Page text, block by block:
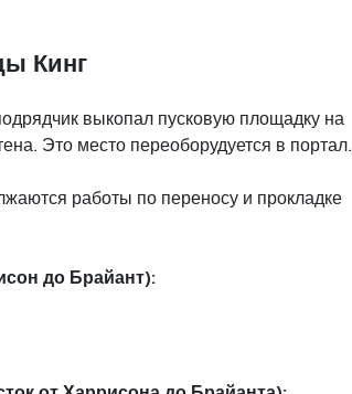
Кинг
выкопал пусковую площадку на
Это место переоборудуется в портал.
работы по переносу и прокладке
до Брайант):